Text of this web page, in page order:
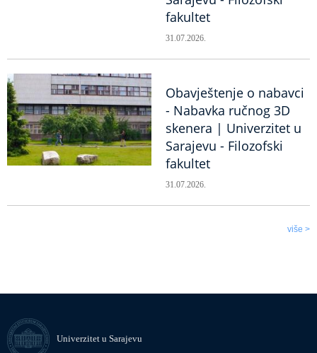
fakultet
31.07.2026.
Obavještenje o nabavci
- Nabavka ručnog 3D
skenera | Univerzitet u
Sarajevu - Filozofski
fakultet
31.07.2026.
više >
Univerzitet u Sarajevu